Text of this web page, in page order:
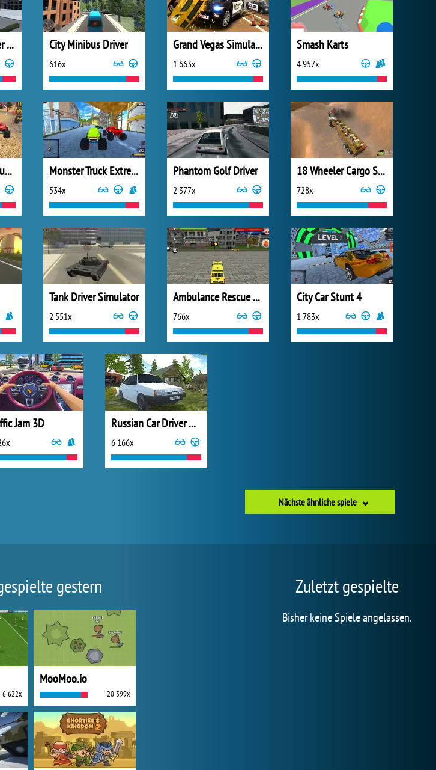
Intercity Bus Driver 3D City Minibus Driver
616x
Grand Vegas Simulator
1 663x
Smash Karts
4 957x
Racing Monster Truck Game 3D Monster Truck Extreme Racing
534x
Phantom Golf Driver
2 377x
18 Wheeler Cargo Simulator
728x
Tank Driver Simulator
2 551x
Ambulance Rescue Driver 2018
766x
City Car Stunt 4
1 783x
Jam 3D Russian Car Driver HD
6 166x
Nächste ähnliche spiele
gestern
6 622x
MooMoo.io
20 399x
Zuletzt gespielte
Bisher keine Spiele angelassen.